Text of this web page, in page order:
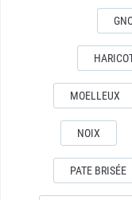
MOELLEUX
NOIX
PATE BRISÉE